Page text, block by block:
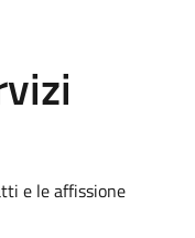
e le affissione